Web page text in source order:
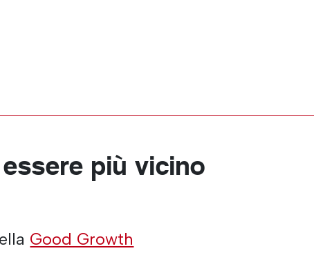
più vicino
Good Growth